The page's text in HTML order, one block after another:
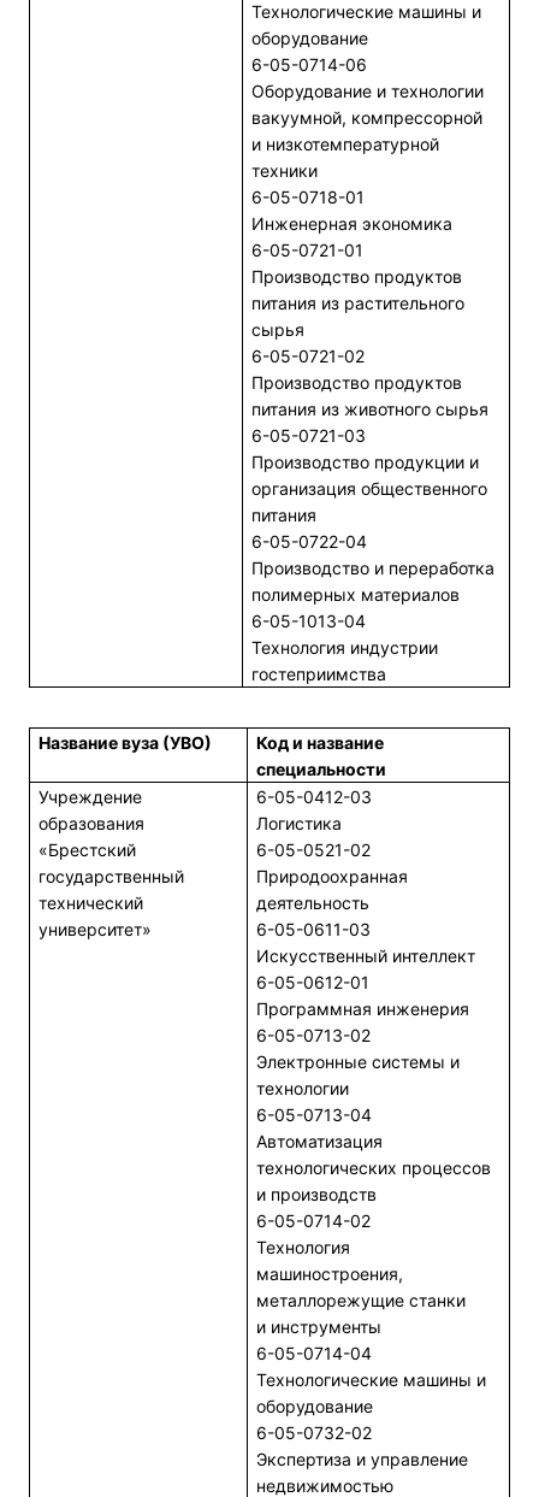
Технологические машины и
оборудование
6-05-0714-06
Оборудование и технологии
вакуумной, компрессорной
и низкотемпературной
техники
6-05-0718-01
Инженерная экономика
6-05-0721-01
Производство продуктов
питания из растительного
сырья
6-05-0721-02
Производство продуктов
питания из животного сырья
6-05-0721-03
Производство продукции и
организация общественного
питания
6-05-0722-04
Производство и переработка
полимерных материалов
6-05-1013-04
Технология индустрии
гостеприимства
Название вуза (УВО)
Код и название
специальности
Учреждение
образования
«Брестский
государственный
технический
университет»
6-05-0412-03
Логистика
6-05-0521-02
Природоохранная
деятельность
6-05-0611-03
Искусственный интеллект
6-05-0612-01
Программная инженерия
6-05-0713-02
Электронные системы и
технологии
6-05-0713-04
Автоматизация
технологических процессов
и производств
6-05-0714-02
Технология
машиностроения,
металлорежущие станки
и инструменты
6-05-0714-04
Технологические машины и
оборудование
6-05-0732-02
Экспертиза и управление
недвижимостью